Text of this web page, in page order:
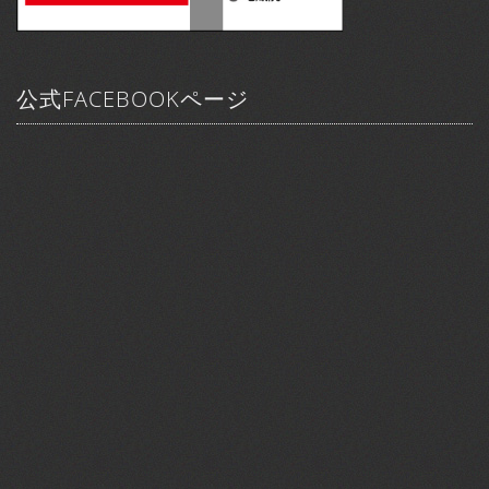
公式FACEBOOKページ